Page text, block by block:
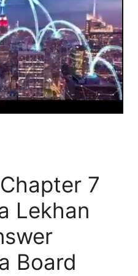
7
Lekhan
Board